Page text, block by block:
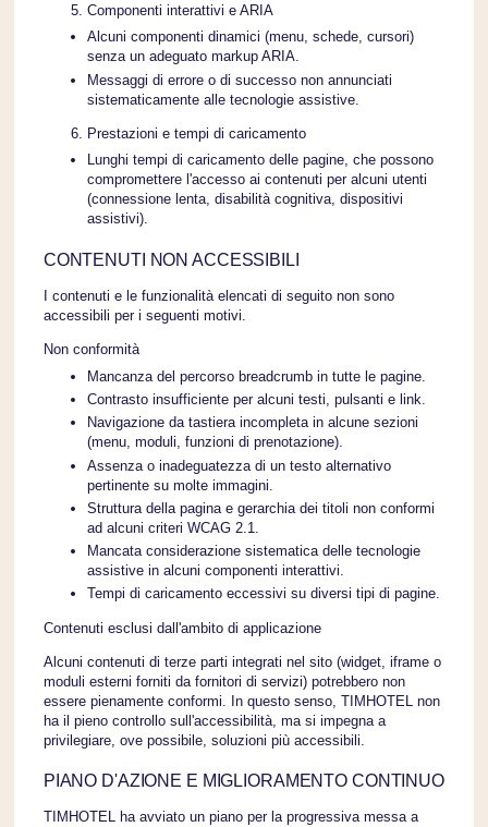
Componenti interattivi e ARIA
Alcuni componenti dinamici (menu, schede, cursori)
senza un adeguato markup ARIA.
Messaggi di errore o di successo non annunciati
sistematicamente alle tecnologie assistive.
Prestazioni e tempi di caricamento
Lunghi tempi di caricamento delle pagine, che possono
compromettere l'accesso ai contenuti per alcuni utenti
(connessione lenta, disabilità cognitiva, dispositivi
assistivi).
CONTENUTI NON ACCESSIBILI
I contenuti e le funzionalità elencati di seguito non sono
accessibili per i seguenti motivi.
Non conformità
Mancanza del percorso breadcrumb in tutte le pagine.
Contrasto insufficiente per alcuni testi, pulsanti e link.
Navigazione da tastiera incompleta in alcune sezioni
(menu, moduli, funzioni di prenotazione).
Assenza o inadeguatezza di un testo alternativo
pertinente su molte immagini.
Struttura della pagina e gerarchia dei titoli non conformi
ad alcuni criteri WCAG 2.1.
Mancata considerazione sistematica delle tecnologie
assistive in alcuni componenti interattivi.
Tempi di caricamento eccessivi su diversi tipi di pagine.
Contenuti esclusi dall'ambito di applicazione
Alcuni contenuti di terze parti integrati nel sito (widget, iframe o
moduli esterni forniti da fornitori di servizi) potrebbero non
essere pienamente conformi. In questo senso, TIMHOTEL non
ha il pieno controllo sull'accessibilità, ma si impegna a
privilegiare, ove possibile, soluzioni più accessibili.
PIANO D'AZIONE E MIGLIORAMENTO CONTINUO
TIMHOTEL ha avviato un piano per la progressiva messa a